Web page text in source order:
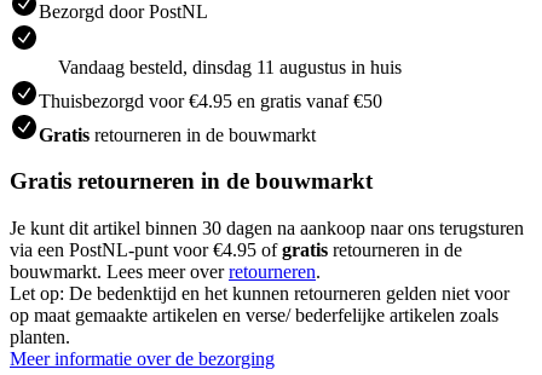
Bezorgd door PostNL
Vandaag besteld, dinsdag 11 augustus in huis
Thuisbezorgd voor €4.95 en gratis vanaf €50
Gratis retourneren in de bouwmarkt
Gratis retourneren in de bouwmarkt
Je kunt dit artikel binnen 30 dagen na aankoop naar ons terugsturen
via een PostNL-punt voor €4.95 ofgratis retourneren in de
bouwmarkt. Lees meer overretourneren.
Let op: De bedenktijd en het kunnen retourneren gelden niet voor
op maat gemaakte artikelen en verse/ bederfelijke artikelen zoals
planten.
Meer informatie over de bezorging